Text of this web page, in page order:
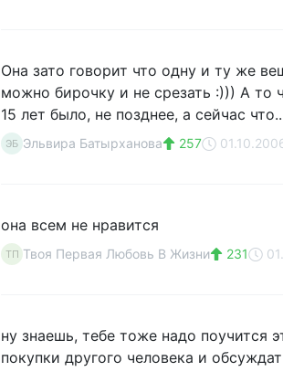
Она зато говорит что одну и ту же
можно бирочку и не срезать :))) А то
15 лет было, не позднее, а сейчас
ЭБ Эльвира Батырханова 257
она всем не нравится
ТП Твоя Первая Любовь В Жизни 231
ну знаешь, тебе тоже надо поучится
покупки другого человека и